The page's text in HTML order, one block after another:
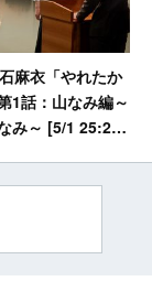
麻衣「やれたか
1話：山なみ編～
み～ [5/1 25:28